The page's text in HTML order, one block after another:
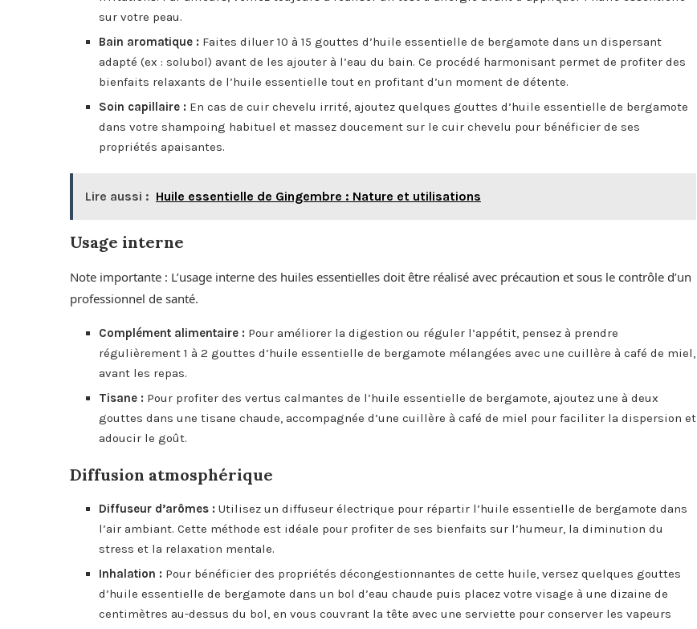
sur votre peau.
Bain aromatique : Faites diluer 10 à 15 gouttes d’huile essentielle de bergamote dans un dispersant
adapté (ex : solubol) avant de les ajouter à l’eau du bain. Ce procédé harmonisant permet de profiter des
bienfaits relaxants de l’huile essentielle tout en profitant d’un moment de détente.
Soin capillaire : En cas de cuir chevelu irrité, ajoutez quelques gouttes d’huile essentielle de bergamote
dans votre shampoing habituel et massez doucement sur le cuir chevelu pour bénéficier de ses
propriétés apaisantes.
Lire aussi : Huile essentielle de Gingembre : Nature et utilisations
Usage interne
Note importante : L’usage interne des huiles essentielles doit être réalisé avec précaution et sous le contrôle d’un
professionnel de santé.
Complément alimentaire : Pour améliorer la digestion ou réguler l’appétit, pensez à prendre
régulièrement 1 à 2 gouttes d’huile essentielle de bergamote mélangées avec une cuillère à café de miel,
avant les repas.
Tisane : Pour profiter des vertus calmantes de l’huile essentielle de bergamote, ajoutez une à deux
gouttes dans une tisane chaude, accompagnée d’une cuillère à café de miel pour faciliter la dispersion et
adoucir le goût.
Diffusion atmosphérique
Diffuseur d’arômes : Utilisez un diffuseur électrique pour répartir l’huile essentielle de bergamote dans
l’air ambiant. Cette méthode est idéale pour profiter de ses bienfaits sur l’humeur, la diminution du
stress et la relaxation mentale.
Inhalation : Pour bénéficier des propriétés décongestionnantes de cette huile, versez quelques gouttes
d’huile essentielle de bergamote dans un bol d’eau chaude puis placez votre visage à une dizaine de
centimètres au-dessus du bol, en vous couvrant la tête avec une serviette pour conserver les vapeurs